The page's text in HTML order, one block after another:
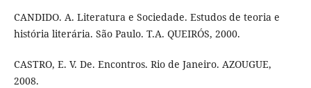
CANDIDO. A. Literatura e Sociedade. Estudos de teoria e
história literária. São Paulo. T.A. QUEIRÓS, 2000.
CASTRO, E. V. De. Encontros. Rio de Janeiro. AZOUGUE,
2008.